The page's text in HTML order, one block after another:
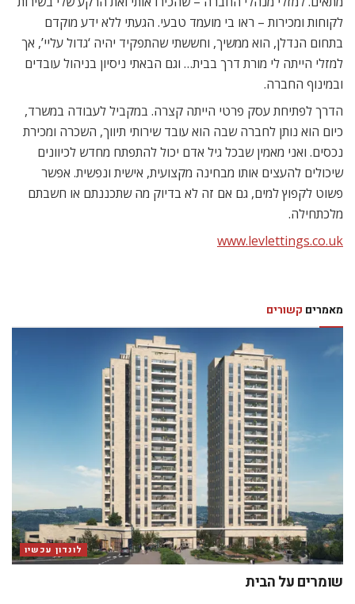
לקוחות ומכירות – ראו בי מועמד טבעי. הגעתי ללא ידע מוקדם
בתחום הנדלן, הוא ממשיך, וחששתי שהתפקיד יהיה ‘גדול עליי’, אך
למזלי הייתה לי מורת דרך בבית… וגם הבאתי ניסיון בניהול עובדים
ובמינוף החברה.
הדרך לפתיחת עסק פרטי הייתה קצרה. במקביל לעבודה במשרד,
כיום הוא נותן לחברה שבה הוא עובד שירותי תיווך, השכרה ומכירת
נכסים. ואני מאמין שבכל גיל אדם יכול להתפתח מחדש לכיוונים
שיכולים להעצים אותו מבחינה מקצועית, אישית ונפשית. אפשר
פשוט לקפוץ למים, גם אם זה לא בדיוק מה שתכננתם או חשבתם
מלכתחילה.
מאמרים קשורים
לונדון עכשיו
שומרים על הבית